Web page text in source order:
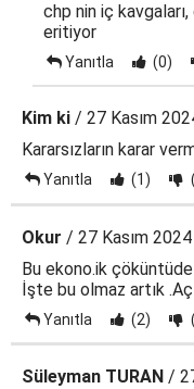
chp nin iç
eritiyor
Yanıtla (0)
Kim ki / 27 Kasım
Kararsızların karar
Yanıtla (1)
Okur / 27 Kasım
Bu ekono.ik
İşte bu olmaz artık
Yanıtla (2)
Süleyman TURAN /